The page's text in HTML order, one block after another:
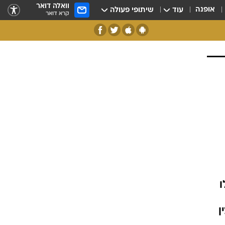
אופנה עוד שיתופי פעולה וואלה דואר
קרא דואר